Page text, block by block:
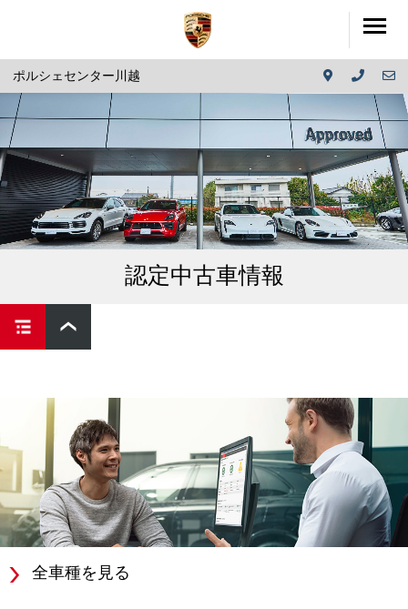
ポルシェセンター川越
認定中古車情報
全車種を見る